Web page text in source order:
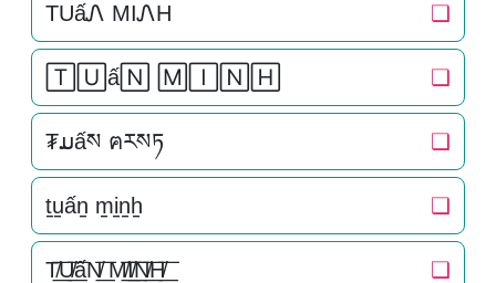
TUấᏁ MIᏁH ❏
🅃🅄ấ🄽 🄼🄸🄽🄷 ❏
₮ມấས ฅརསཏ ❏
t̠u̠ấn̠ m̠i̠n̠h̠ ❏
T̸͟͞U̸͟͞ấN̸͟͞ M̸͟͞I̸͟͞N̸͟͞H̸͟͞ ❏